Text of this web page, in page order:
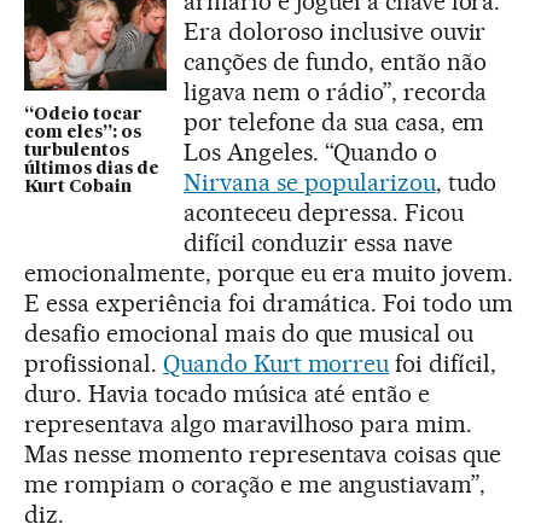
“Odeio tocar
com eles”: os
turbulentos
últimos dias de
Kurt Cobain
Era doloroso inclusive ouvir
canções de fundo, então não
ligava nem o rádio”, recorda
por telefone da sua casa, em
Los Angeles. “Quando o
Nirvana se popularizou, tudo
aconteceu depressa. Ficou
difícil conduzir essa nave
emocionalmente, porque eu era muito jovem.
E essa experiência foi dramática. Foi todo um
desafio emocional mais do que musical ou
profissional. Quando Kurt morreu foi difícil,
duro. Havia tocado música até então e
representava algo maravilhoso para mim.
Mas nesse momento representava coisas que
me rompiam o coração e me angustiavam”,
diz.